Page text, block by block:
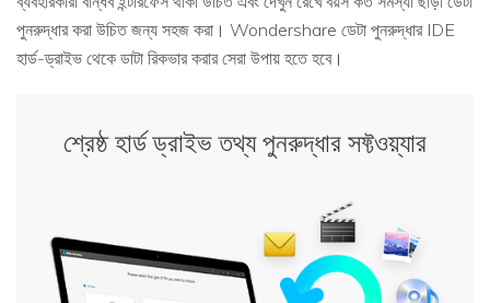
পুনরুদ্ধার করা উচিত জন্য সহজ করা। Wondershare ডেটা পুনরুদ্ধার IDE
হার্ড-ড্রাইভ থেকে ডাটা রিকভার করার সেরা উপায় হতে হবে।
শ্রেষ্ঠ হার্ড ড্রাইভ তথ্য পুনরুদ্ধার সফ্টওয়্যার